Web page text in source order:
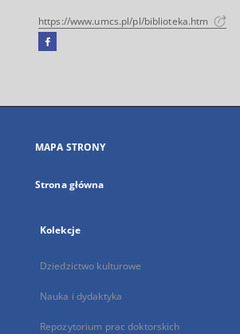
https://www.umcs.pl/pl/biblioteka.htm
Facebook
się
karcie
MAPA STRONY
Strona główna
Kolekcje
Dziedzictwo kulturowe
Nauka i dydaktyka
Repozytorium prac doktorskich